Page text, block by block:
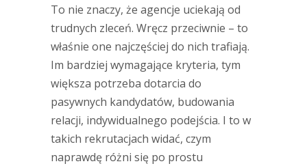
To nie znaczy, że agencje uciekają od
trudnych zleceń. Wręcz przeciwnie – to
właśnie one najczęściej do nich trafiają.
Im bardziej wymagające kryteria, tym
większa potrzeba dotarcia do
pasywnych kandydatów, budowania
relacji, indywidualnego podejścia. I to w
takich rekrutacjach widać, czym
naprawdę różni się po prostu